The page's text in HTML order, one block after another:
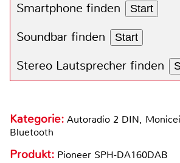
Smartphone finden Start
Soundbar finden Start
Stereo Lautsprecher finden
Kategorie: Autoradio 2 DIN,
Bluetooth
Produkt: Pioneer SPH-DA160DAB